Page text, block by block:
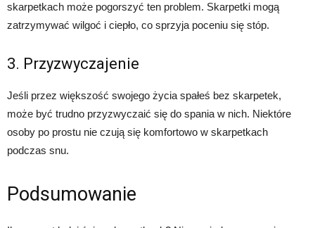
skarpetkach może pogorszyć ten problem. Skarpetki mogą
zatrzymywać wilgoć i ciepło, co sprzyja poceniu się stóp.
3. Przyzwyczajenie
Jeśli przez większość swojego życia spałeś bez skarpetek,
może być trudno przyzwyczaić się do spania w nich. Niektóre
osoby po prostu nie czują się komfortowo w skarpetkach
podczas snu.
Podsumowanie